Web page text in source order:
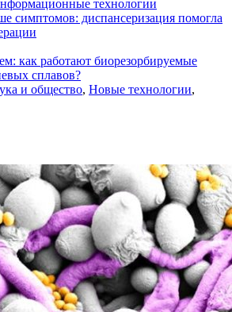
технологии
симптомов: диспансеризация помогла
как работают биорезорбируемые
сплавов?
и общество, Новые технологии,